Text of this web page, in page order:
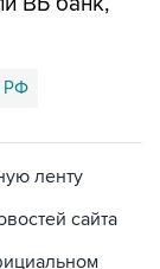
РФ
ленту
сайта